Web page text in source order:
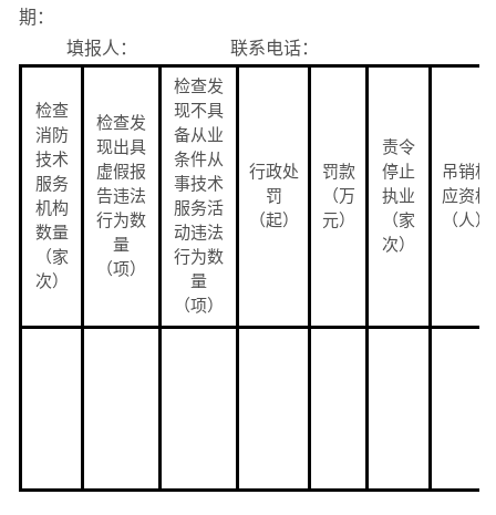
期：
填报人： 联系电话：
检查
消防
技术
服务
机构
数量
（家
次）
检查发
现出具
虚假报
告违法
行为数
量
（项）
检查发
现不具
备从业
条件从
事技术
服务活
动违法
行为数
量
（项）
行政处
罚
（起）
罚款
（万
元）
责令
停止
执业
（家
次）
吊销相
应资格
（人）